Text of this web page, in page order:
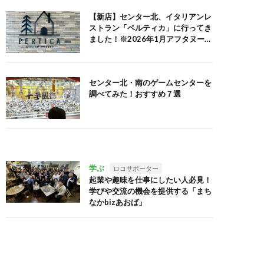
【新店】センター北、イタリアンレ
ストラン「ペルティカ」に行ってき
ました！※2026年1月アフタヌーン
センター北・南のゲームセンターを
調べてみた！おすすめ７選
学ぶ ロコサポーター
起業や趣味を仕事にしたい人必見！
学びや交流の機会を提供する「まち
なかbizあおば」